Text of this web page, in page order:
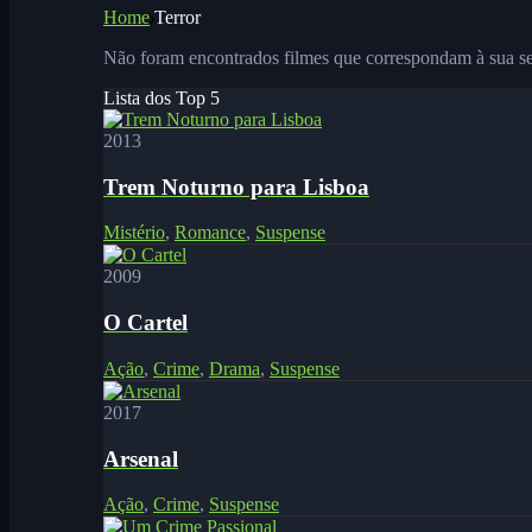
Home Terror
Não foram encontrados filmes que correspondam à sua
Lista dos Top 5
2013
Trem Noturno para Lisboa
Mistério, Romance, Suspense
2009
O Cartel
Ação, Crime, Drama, Suspense
2017
Arsenal
Ação, Crime, Suspense